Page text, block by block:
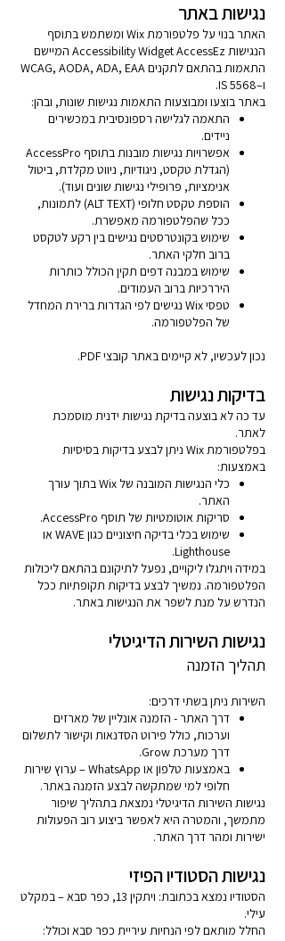
​נגישות באתר
האתר בנוי על פלטפורמת Wix ומשתמש בתוסף
הנגישות Accessibility Widget AccessEz המיישם
התאמות בהתאם לתקנים WCAG, AODA, ADA, EAA
ו–IS 5568.
באתר בוצעו ומבוצעות התאמות נגישות שונות, ובהן:
התאמה לגלישה רספונסיבית במכשירים
ניידים.
אפשרויות נגישות מובנות בתוסף AccessPro
(הגדלת טקסט, ניגודיות, ניווט מקלדת, ביטול
אנימציות, פרופילי נגישות שונים ועוד).
הוספת טקסט חלופי (ALT TEXT) לתמונות,
ככל שהפלטפורמה מאפשרת.
שימוש בקונטרסטים נגישים בין רקע לטקסט
ברוב חלקי האתר.
שימוש במבנה דפים תקין הכולל כותרות
היררכיות ברוב העמודים.
טפסי Wix נגישים לפי הגדרות ברירת המחדל
של הפלטפורמה.
​נכון לעכשיו, לא קיימים באתר קובצי PDF.
בדיקות נגישות
עד כה לא בוצעה בדיקת נגישות ידנית מוסמכת
לאתר.
בפלטפורמת Wix ניתן לבצע בדיקות בסיסיות
באמצעות:
כלי הנגישות המובנה של Wix בתוך עורך
האתר.
סריקות אוטומטיות של תוסף AccessPro.
שימוש בכלי בדיקה חיצוניים כגון WAVE או
Lighthouse.
במידה ויתגלו ליקויים, נפעל לתיקונם בהתאם ליכולות
הפלטפורמה. נמשיך לבצע בדיקות תקופתיות ככל
הנדרש על מנת לשפר את הנגישות באתר.
נגישות השירות הדיגיטלי
תהליך הזמנה
השירות ניתן בשתי דרכים:
דרך האתר - הזמנה אונליין של מארזים
וערכות, כולל פירוט הסדנאות וקישור לתשלום
דרך מערכת Grow.
באמצעות טלפון או WhatsApp – ערוץ שירות
חלופי למי שמתקשה לבצע הזמנה באתר.
נגישות השירות הדיגיטלי נמצאת בתהליך שיפור
מתמשך, והמטרה היא לאפשר ביצוע רוב הפעולות
ישירות ומהר דרך האתר.
​נגישות הסטודיו הפיזי
הסטודיו נמצא בכתובת: ויתקין 13, כפר סבא – במקלט
עילי.
החלל מותאם לפי הנחיות עיריית כפר סבא וכולל: